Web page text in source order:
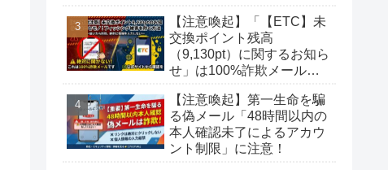
【注意喚起】「【ETC】未
交換ポイント残高
（9,130pt）に関するお知ら
せ」は100%詐欺メール！
【注意喚起】第一生命を騙
る偽メール「48時間以内の
本人確認未了によるアカウ
ント制限」に注意！